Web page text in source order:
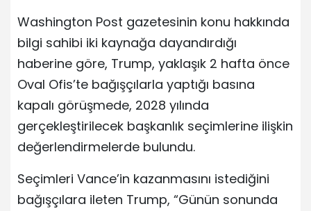
Washington Post gazetesinin konu hakkında
bilgi sahibi iki kaynağa dayandırdığı
haberine göre, Trump, yaklaşık 2 hafta önce
Oval Ofis’te bağışçılarla yaptığı basına
kapalı görüşmede, 2028 yılında
gerçekleştirilecek başkanlık seçimlerine ilişkin
değerlendirmelerde bulundu.
Seçimleri Vance’in kazanmasını istediğini
bağışçılara ileten Trump, “Günün sonunda